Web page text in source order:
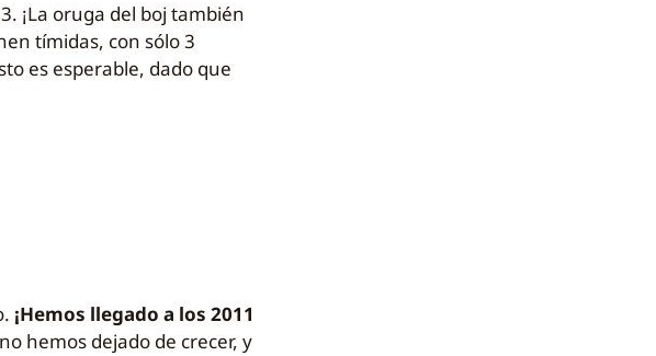
¡La oruga del boj también
tímidas, con sólo 3
es esperable, dado que
¡Hemos llegado a los 2011
hemos dejado de crecer, y